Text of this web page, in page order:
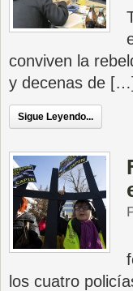
conviven la
y decenas de […]
Sigue Leyendo...
los cuatro